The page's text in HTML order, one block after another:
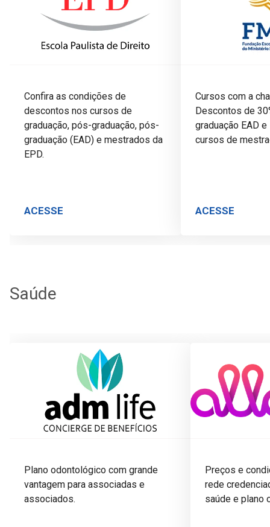
Confira as condições de
descontos nos cursos de
graduação, pós-graduação, pós-
graduação (EAD) e mestrados da
EPD.
ACESSE
Cursos com a
Descontos de
graduação EAD e
cursos de
ACESSE
Saúde
Plano odontológico com grande
vantagem para associadas e
associados.
Preços e
rede
saúde e plano